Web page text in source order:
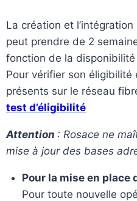
La création et
peut prendre de 2
fonction de la
Pour vérifier son éligibilité
présents sur le réseau
test d’éligibilité
Attention : Rosace ne
mise à jour des bases
Pour la mise en place
Pour toute nouvelle